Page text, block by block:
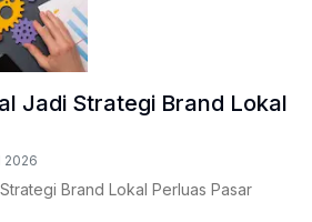
Jadi Strategi Brand Lokal
2026
Brand Lokal Perluas Pasar